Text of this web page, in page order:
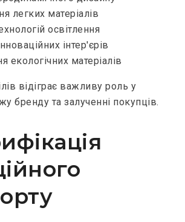
легких матеріалів
освітлення
інтер'єрів
екологічних матеріалів
відіграє важливу роль у
бренду та залученні покупців.